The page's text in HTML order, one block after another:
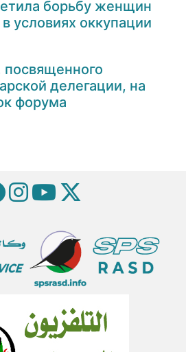
борьбу женщин
условиях оккупации
делегации, на
форума